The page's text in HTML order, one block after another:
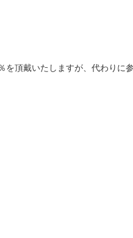
頂戴いたしますが、代わりに